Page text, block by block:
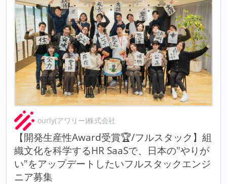
ourly(アワリー)株式会社
【開発生産性Award受賞🏆/フルスタック】組
織文化を科学するHR SaaSで、日本の"やりが
い"をアップデートしたいフルスタックエンジ
ニア募集